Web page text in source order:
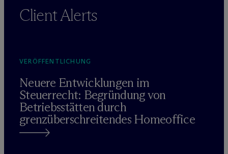
Client Alerts
VERÖFFENTLICHUNG
Neuere Entwicklungen im
Steuerrecht: Begründung von
Betriebsstätten durch
grenzüberschreitendes Homeoffice